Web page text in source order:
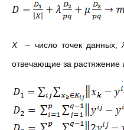
X – число точек данных,
отвечающие за растяжение и